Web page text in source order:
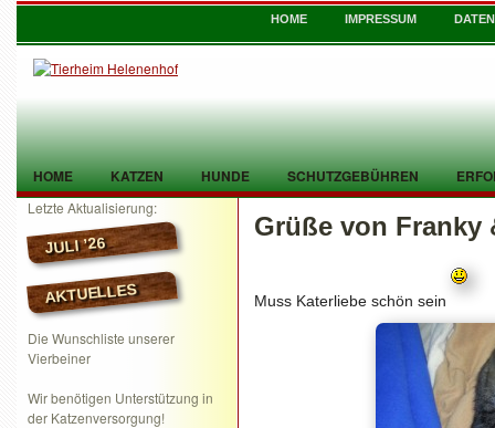
HOME IMPRESSUM
HOME KATZEN HUNDE SCHUTZGEBÜHREN
TIER GEFUNDEN KONTAKT
Letzte Aktualisierung:
JULI ’26
AKTUELLES
Die Wunschliste unserer
Vierbeiner
Wir benötigen Unterstützung in
der Katzenversorgung!
Grüße von Franky
Muss Katerliebe schön sein